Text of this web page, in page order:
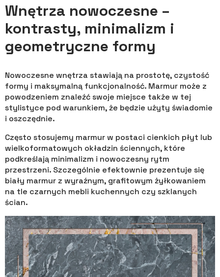
Wnętrza nowoczesne –
kontrasty, minimalizm i
geometryczne formy
Nowoczesne wnętrza stawiają na prostotę, czystość
formy i maksymalną funkcjonalność. Marmur może z
powodzeniem znaleźć swoje miejsce także w tej
stylistyce pod warunkiem, że będzie użyty świadomie
i oszczędnie.
Często stosujemy marmur w postaci cienkich płyt lub
wielkoformatowych okładzin ściennych, które
podkreślają minimalizm i nowoczesny rytm
przestrzeni. Szczególnie efektownie prezentuje się
biały marmur z wyraźnym, grafitowym żyłkowaniem
na tle czarnych mebli kuchennych czy szklanych
ścian.